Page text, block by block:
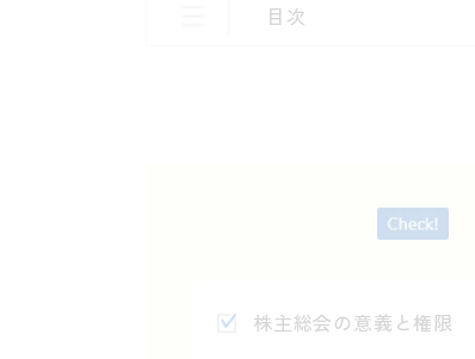
目次
株主総会の意義と権限